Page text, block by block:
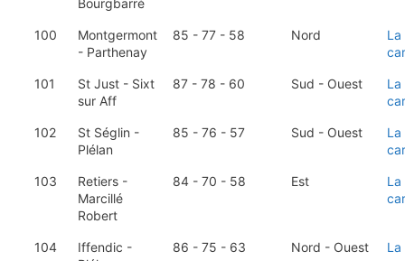
100
Montgermont
- Parthenay
85 - 77 - 58 Nord
La
101
St Just - Sixt
sur Aff
87 - 78 - 60 Sud - Ouest
La
102
St Séglin -
Plélan
85 - 76 - 57 Sud - Ouest
La
103
Retiers -
Marcillé
Robert
84 - 70 - 58 Est
La
104
Iffendic -
86 - 75 - 63 Nord - Ouest
La